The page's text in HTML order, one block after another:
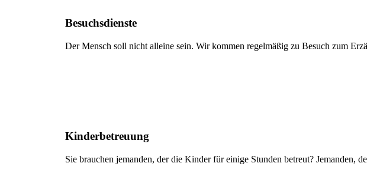
Besuchsdienste
Der Mensch soll nicht alleine sein. Wir kommen regelmäßig zu Besuch zum
Kinderbetreuung
Sie brauchen jemanden, der die Kinder für einige Stunden betreut? Jemanden,